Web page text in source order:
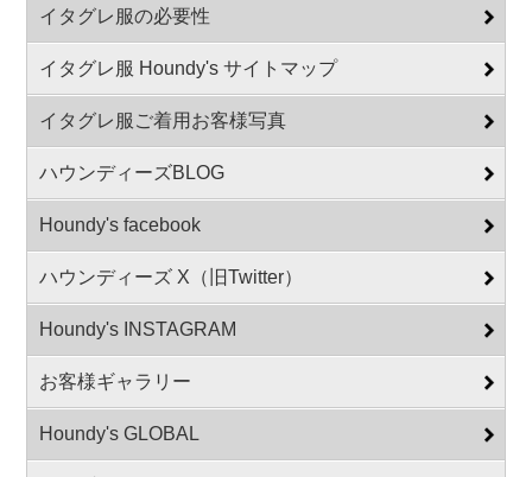
イタグレ服の必要性
イタグレ服 Houndy's サイトマップ
イタグレ服ご着用お客様写真
ハウンディーズBLOG
Houndy's facebook
ハウンディーズ X（旧Twitter）
Houndy's INSTAGRAM
お客様ギャラリー
Houndy's GLOBAL